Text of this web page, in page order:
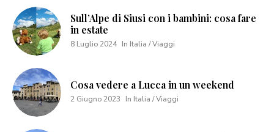
Sull’Alpe di Siusi con i bambini: cosa fare
in estate
8 Luglio 2024 In Italia / Viaggi
Cosa vedere a Lucca in un weekend
2 Giugno 2023 In Italia / Viaggi